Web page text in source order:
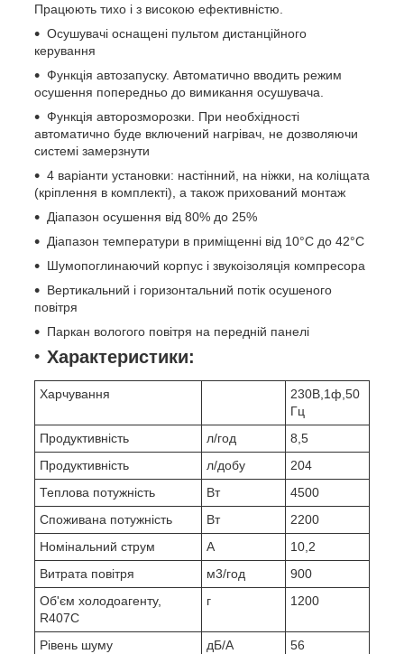
Працюють тихо і з високою ефективністю.
Осушувачі оснащені пультом дистанційного
керування
Функція автозапуску. Автоматично вводить режим
осушення попередньо до вимикання осушувача.
Функція авторозморозки. При необхідності
автоматично буде включений нагрівач, не дозволяючи
системі замерзнути
4 варіанти установки: настінний, на ніжки, на коліщата
(кріплення в комплекті), а також прихований монтаж
Діапазон осушення від 80% до 25%
Діапазон температури в приміщенні від 10°C до 42°C
Шумопоглинаючий корпус і звукоізоляція компресора
Вертикальний і горизонтальний потік осушеного
повітря
Паркан вологого повітря на передній панелі
Характеристики:
Харчування
230В,1ф,50
Гц
Продуктивність
л/год
8,5
Продуктивність
л/добу
204
Теплова потужність
Вт
4500
Споживана потужність
Вт
2200
Номінальний струм
А
10,2
Витрата повітря
м3/год
900
Об'єм холодоагенту,
R407С
г 1200
Рівень шуму дБ/А
56